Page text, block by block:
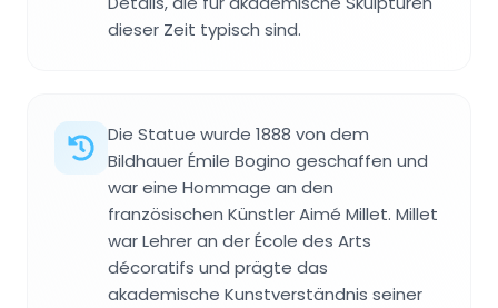
dieser Zeit typisch sind.
Die Statue wurde 1888 von dem
Bildhauer Émile Bogino geschaffen und
war eine Hommage an den
französischen Künstler Aimé Millet. Millet
war Lehrer an der École des Arts
décoratifs und prägte das
akademische Kunstverständnis seiner